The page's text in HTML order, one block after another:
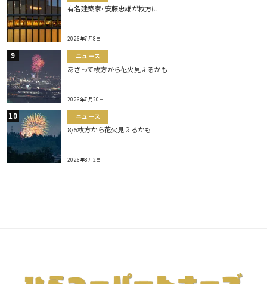
有名建築家･安藤忠雄が枚方に
2026年7月8日
ニュース
あさって枚方から花火見えるかも
2026年7月20日
ニュース
8/5枚方から花火見えるかも
2026年8月2日